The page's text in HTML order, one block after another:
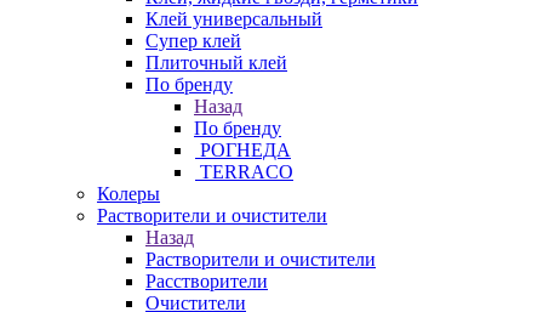
Клей универсальный
Супер клей
Плиточный клей
По бренду
Назад
По бренду
РОГНЕДА
TERRACO
Колеры
Растворители и очистители
Назад
Растворители и очистители
Расстворители
Очистители